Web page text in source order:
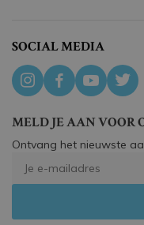
SOCIAL MEDIA
MELD JE AAN VOOR
Ontvang het nieuwste